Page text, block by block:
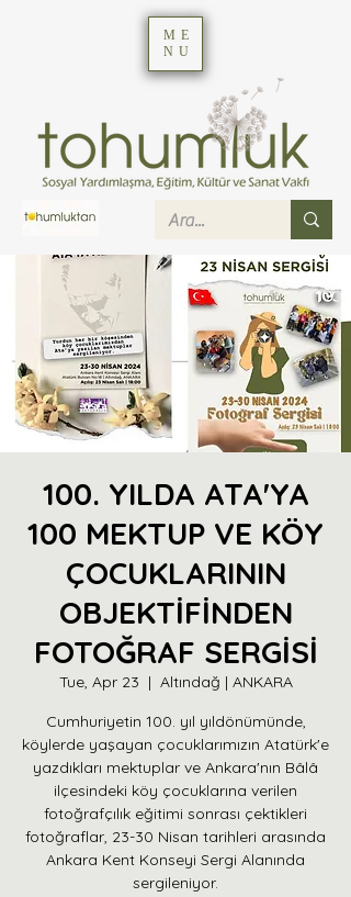
ME
NU
100. YILDA ATA'YA
100 MEKTUP VE KÖY
ÇOCUKLARININ
OBJEKTİFİNDEN
FOTOĞRAF SERGİSİ
Tue, Apr 23
  |
Altındağ | ANKARA
Cumhuriyetin 100. yıl yıldönümünde,
köylerde yaşayan çocuklarımızın Atatürk'e
yazdıkları mektuplar ve Ankara'nın Bâlâ
ilçesindeki köy çocuklarına verilen
fotoğrafçılık eğitimi sonrası çektikleri
fotoğraflar, 23-30 Nisan tarihleri arasında
Ankara Kent Konseyi Sergi Alanında
sergileniyor.